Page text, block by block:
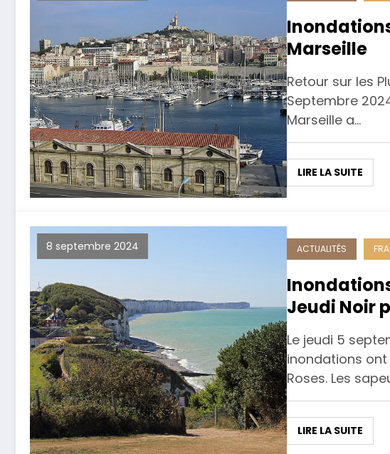
Marseille
Retour sur les
Septembre
Marseille a…
LIRE LA SUITE
8 septembre 2024 ACTUALITÉS
Jeudi Noir
les-Roses
Le jeudi 5
inondations
Roses. Les
LIRE LA SUITE